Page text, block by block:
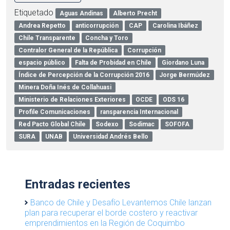
Etiquetado Aguas Andinas
Alberto Precht
Andrea Repetto
anticorrupción CAP
Carolina Ibáñez
Chile Transparente
Concha y Toro
Contralor General de la República
Corrupción
espacio público
Falta de Probidad en Chile
Giordano Luna
Índice de Percepción de la Corrupción 2016
Jorge Bermúdez
Minera Doña Inés de Collahuasi
Ministerio de Relaciones Exteriores
OCDE
ODS 16
Profile Comunicaciones
ransparencia Internacional
Red Pacto Global Chile
Sodexo Sodimac
SOFOFA
SURA
UNAB Universidad Andrés Bello
Entradas recientes
Banco de Chile y Desafío Levantemos Chile lanzan
plan para recuperar el borde costero y reactivar
emprendimientos en la Región de Coquimbo